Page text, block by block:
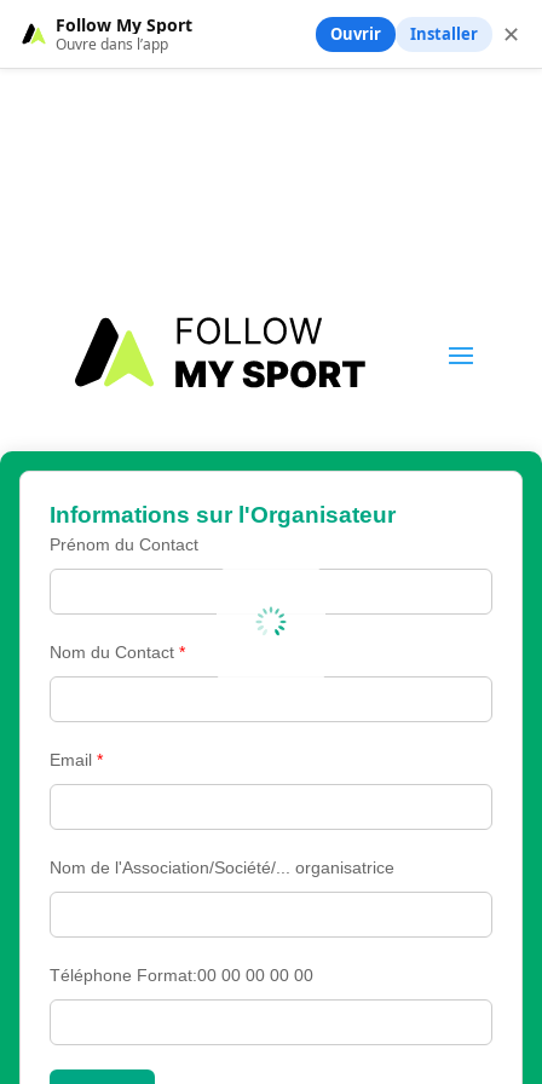
Informations sur l'Organisateur
Prénom du Contact
Nom du Contact *
Email *
Nom de l'Association/Société/... organisatrice
Téléphone Format:00 00 00 00 00
Follow My Sport
Ouvre dans l’app Ouvrir Installer ✕